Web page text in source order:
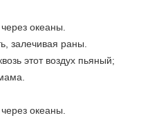
океаны.
залечивая раны.
этот воздух пьяный;
океаны.